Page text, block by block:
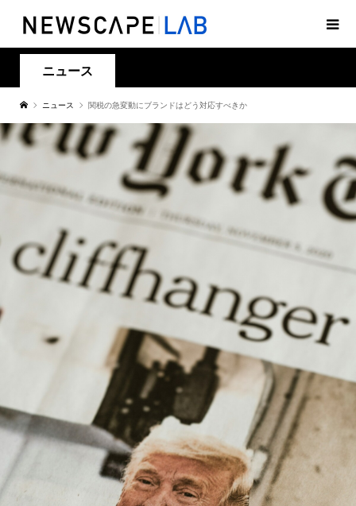
ニュース
ニュース 関税の急変動にブランドはどう対応すべきか